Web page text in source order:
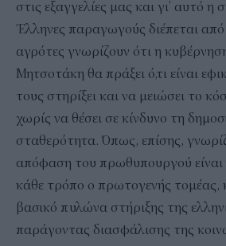
στις εξαγγελίες μας και γι’ αυτό η
Έλληνες παραγωγούς διέπεται
αγρότες γνωρίζουν ότι η
Μητσοτάκη θα πράξει ό,τι είναι
τους στηρίξει και να μειώσει το
χωρίς να θέσει σε κίνδυνο τη
σταθερότητα. Όπως, επίσης,
απόφαση του πρωθυπουργού είναι
κάθε τρόπο ο πρωτογενής τομέας,
βασικό πυλώνα στήριξης της
παράγοντας διασφάλισης της